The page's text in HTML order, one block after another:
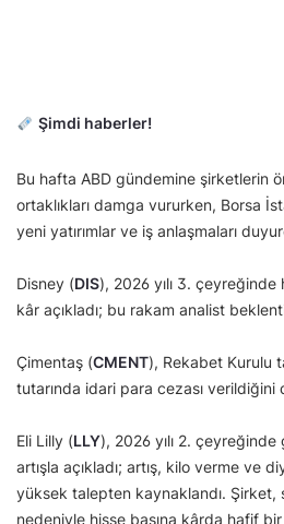
Şimdi haberler!
Bu hafta ABD gündemine şirketlerin
ortaklıkları damga vururken, Borsa
yeni yatırımlar ve iş anlaşmaları
Disney (DIS), 2026 yılı 3.
kâr açıkladı; bu rakam analist
Çimentaş (CMENT), Rekabet Kurulu
tutarında idari para cezası verildiğini
Eli Lilly (LLY), 2026 yılı 2. çeyreğinde
artışla açıkladı; artış, kilo verme ve
yüksek talepten kaynaklandı. Şirket,
nedeniyle hisse başına kârda hafif